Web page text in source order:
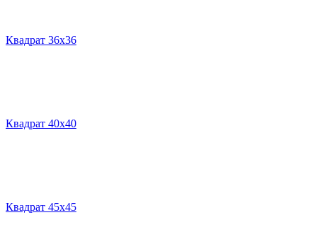
Квадрат 36х36
Квадрат 40х40
Квадрат 45х45